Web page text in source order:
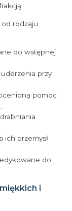
rodzaju
do wstępnej
przy
pomoc
ich przemysł
do
i